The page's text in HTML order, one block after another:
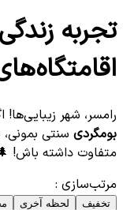
تجربه
رامسر، شهر
بومگردی سنتی
متفاوت داشته باش!
مرتب‌سازی :
تخفیف لحظه آخری